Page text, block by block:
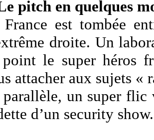
pitch en quelques
est tombée
droite. Un
le super héros
attacher aux sujets «
parallèle, un super
d’un security